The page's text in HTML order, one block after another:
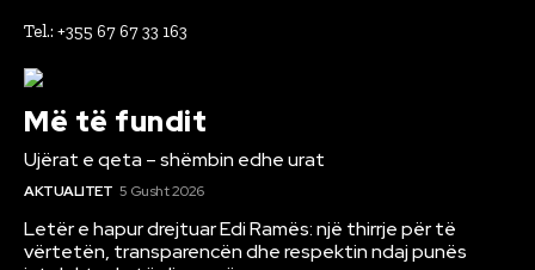
Tel.: +355 67 67 33 163
Më të fundit
Ujërat e qeta – shëmbin edhe urat
AKTUALITET 5 Gusht 2026
Letër e hapur drejtuar Edi Ramës: një thirrje për të
vërtetën, transparencën dhe respektin ndaj punës